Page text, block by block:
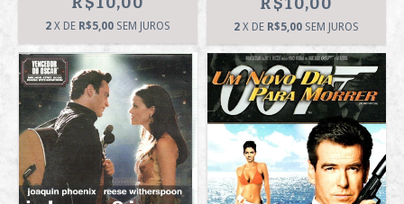
2 X DE R$5,00 SEM JUROS 2 X DE R$5,00 SEM JUROS